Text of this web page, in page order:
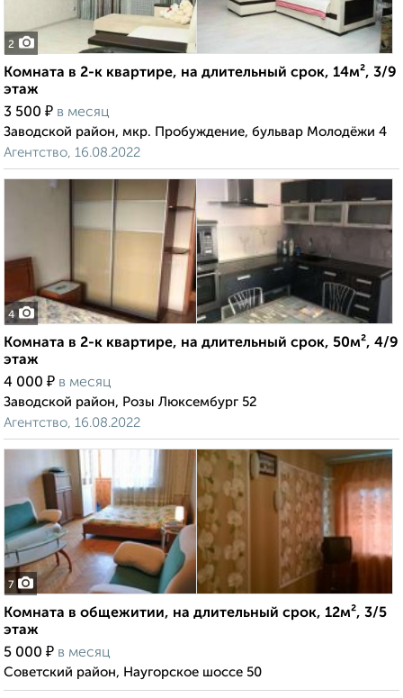
2
Комната в 2-к квартире, на длительный срок, 14м², 3/9
этаж
3 500 ₽ в месяц
Заводской район, мкр. Пробуждение, бульвар Молодёжи 4
Агентство, 16.08.2022
4
Комната в 2-к квартире, на длительный срок, 50м², 4/9
этаж
4 000 ₽ в месяц
Заводской район, Розы Люксембург 52
Агентство, 16.08.2022
7
Комната в общежитии, на длительный срок, 12м², 3/5
этаж
5 000 ₽ в месяц
Советский район, Наугорское шоссе 50